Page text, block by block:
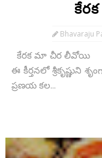
Bhavaraju
కేరక మా చీర లీవోయి
ఈ కీర్తనలో
ప్రణయ కల...